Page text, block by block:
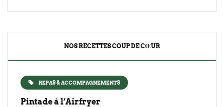
NOS RECETTES COUP DE CŒUR
REPAS & ACCOMPAGNEMENTS
Pintade à l’Airfryer